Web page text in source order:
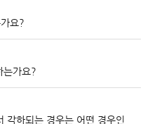
요?
는가요?
각하되는 경우는 어떤 경우인